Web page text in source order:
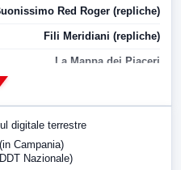
Red Roger (repliche)
Fili Meridiani (repliche)
La Mappa dei Piaceri
digitale terrestre
(in Campania)
Nazionale)